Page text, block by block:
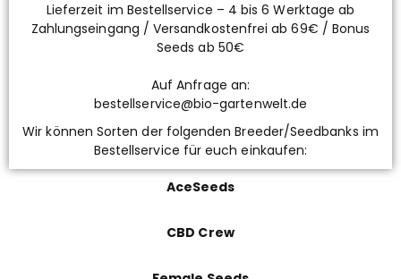
Lieferzeit im Bestellservice – 4 bis 6 Werktage ab
Zahlungseingang / Versandkostenfrei ab 69€ / Bonus
Seeds ab 50€
Auf Anfrage an:
bestellservice@bio-gartenwelt.de
Wir können Sorten der folgenden Breeder/Seedbanks im
Bestellservice für euch einkaufen:
AceSeeds
CBD Crew